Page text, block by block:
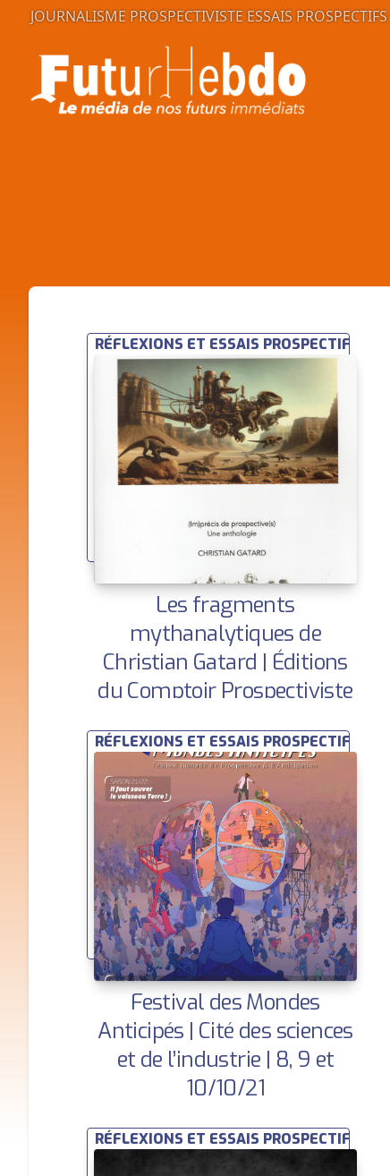
JOURNALISME PROSPECTIVISTE ESSAIS PROSPECTIFS
RÉFLEXIONS ET ESSAIS PROSPECTIFS
Les fragments
mythanalytiques de
Christian Gatard | Éditions
du Comptoir Prospectiviste
RÉFLEXIONS ET ESSAIS PROSPECTIFS
Festival des Mondes
Anticipés | Cité des sciences
et de l’industrie | 8, 9 et
10/10/21
RÉFLEXIONS ET ESSAIS PROSPECTIFS